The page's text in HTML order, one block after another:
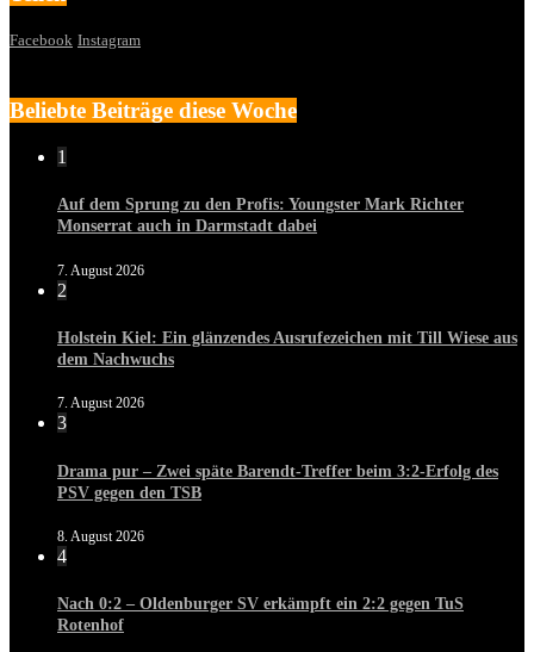
Facebook Instagram
Beliebte Beiträge diese Woche
1
Auf dem Sprung zu den Profis: Youngster Mark Richter
Monserrat auch in Darmstadt dabei
7. August 2026
2
Holstein Kiel: Ein glänzendes Ausrufezeichen mit Till Wiese aus
dem Nachwuchs
7. August 2026
3
Drama pur – Zwei späte Barendt-Treffer beim 3:2-Erfolg des
PSV gegen den TSB
8. August 2026
4
Nach 0:2 – Oldenburger SV erkämpft ein 2:2 gegen TuS
Rotenhof